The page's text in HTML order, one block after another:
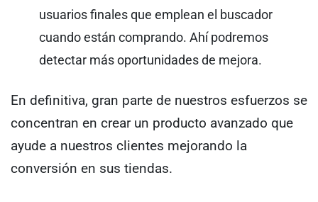
usuarios finales que emplean el buscador
cuando están comprando. Ahí podremos
detectar más oportunidades de mejora.
En definitiva, gran parte de nuestros esfuerzos se
concentran en crear un producto avanzado que
ayude a nuestros clientes mejorando la
conversión en sus tiendas.